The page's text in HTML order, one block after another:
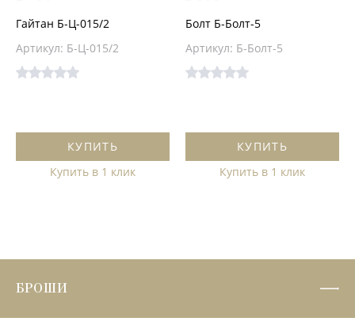
Гайтан Б-Ц-015/2
Артикул: Б-Ц-015/2
КУПИТЬ
Купить в 1 клик
Болт Б-Болт-5
Артикул: Б-Болт-5
КУПИТЬ
Купить в 1 клик
БРОШИ